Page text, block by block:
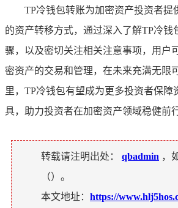
TP冷钱包转账为加密资产投资者提
的资产转移方式，通过深入了解TP冷钱
骤，以及密切关注相关注意事项，用户
密资产的交易和管理，在未来充满无限
里，TP冷钱包有望成为更多投资者保障
具，助力投资者在加密资产领域稳健前行
转载请注明出处： qbadmin ，
（）。
本文地址： https://